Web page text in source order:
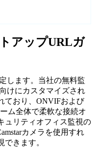
アップURLガ
します。当社の無料監
けにカスタマイズされ
ており、ONVIFおよび
ム全体で柔軟な接続オ
ュリティオフィス監視の
カメラを使用すれ
きます。